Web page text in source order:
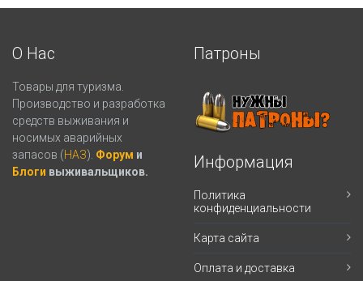
О Нас
Товары для туризма.
Производство и разработка
средств выживания и
носимых аварийных
запасов (НАЗ). Форум и
Блоги выживальщиков.
Патроны
Информация
Политика
конфиденциальности
Карта сайта
Оплата и доставка